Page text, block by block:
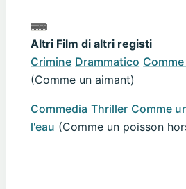
Altri Film di altri registi
Crimine Drammatico
(Comme un aimant)
Commedia Thriller Comme
l'eau (Comme un poisson